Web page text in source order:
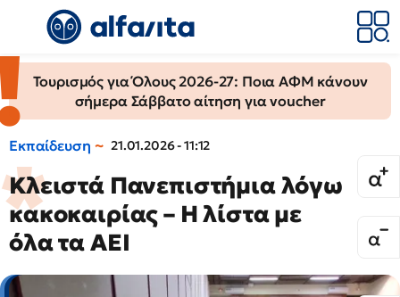
Τουρισμός για Όλους 2026-27: Ποια ΑΦΜ κάνουν
σήμερα Σάββατο αίτηση για voucher
Εκπαίδευση 21.01.2026 - 11:12
Κλειστά Πανεπιστήμια λόγω
κακοκαιρίας – Η λίστα με
όλα τα AEI